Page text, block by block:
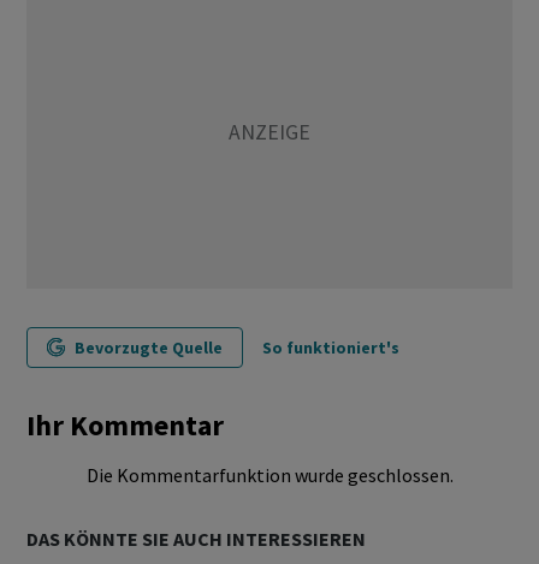
Bevorzugte Quelle So funktioniert's
Ihr Kommentar
Die Kommentarfunktion wurde geschlossen.
DAS KÖNNTE SIE AUCH INTERESSIEREN